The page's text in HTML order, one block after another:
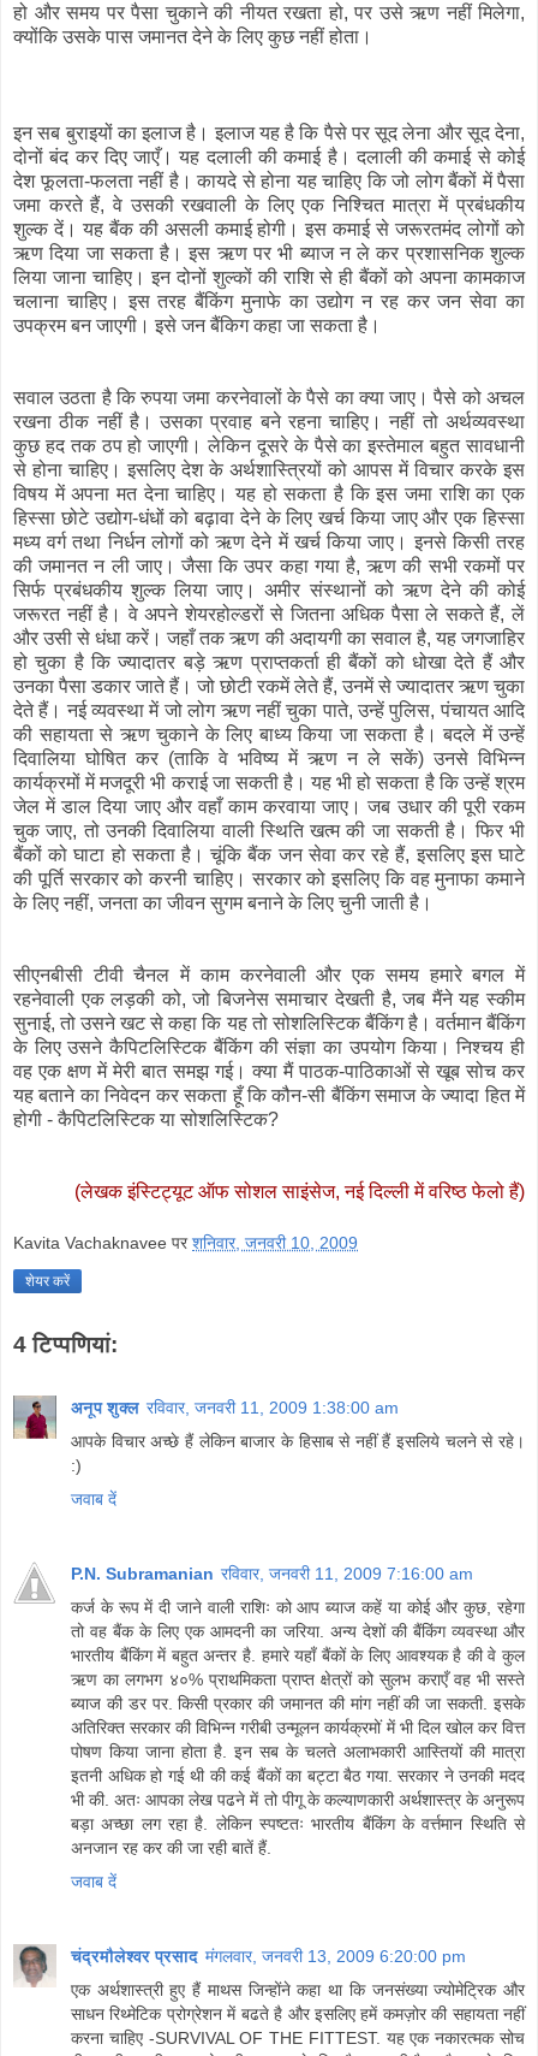
हो और समय पर पैसा चुकाने की नीयत रखता हो, पर उसे ऋण नहीं मिलेगा,
क्योंकि उसके पास जमानत देने के लिए कुछ नहीं होता।
इन सब बुराइयों का इलाज है। इलाज यह है कि पैसे पर सूद लेना और सूद देना,
दोनों बंद कर दिए जाएँ। यह दलाली की कमाई है। दलाली की कमाई से कोई
देश फूलता-फलता नहीं है। कायदे से होना यह चाहिए कि जो लोग बैंकों में पैसा
जमा करते हैं, वे उसकी रखवाली के लिए एक निश्चित मात्रा में प्रबंधकीय
शुल्क दें। यह बैंक की असली कमाई होगी। इस कमाई से जरूरतमंद लोगों को
ऋण दिया जा सकता है। इस ऋण पर भी ब्याज न ले कर प्रशासनिक शुल्क
लिया जाना चाहिए। इन दोनों शुल्कों की राशि से ही बैंकों को अपना कामकाज
चलाना चाहिए। इस तरह बैंकिंग मुनाफे का उद्योग न रह कर जन सेवा का
उपक्रम बन जाएगी। इसे जन बैंकिग कहा जा सकता है।
सवाल उठता है कि रुपया जमा करनेवालों के पैसे का क्या जाए। पैसे को अचल
रखना ठीक नहीं है। उसका प्रवाह बने रहना चाहिए। नहीं तो अर्थव्यवस्था
कुछ हद तक ठप हो जाएगी। लेकिन दूसरे के पैसे का इस्तेमाल बहुत सावधानी
से होना चाहिए। इसलिए देश के अर्थशास्त्रियों को आपस में विचार करके इस
विषय में अपना मत देना चाहिए। यह हो सकता है कि इस जमा राशि का एक
हिस्सा छोटे उद्योग-धंधों को बढ़ावा देने के लिए खर्च किया जाए और एक हिस्सा
मध्य वर्ग तथा निर्धन लोगों को ऋण देने में खर्च किया जाए। इनसे किसी तरह
की जमानत न ली जाए। जैसा कि उपर कहा गया है, ऋण की सभी रकमों पर
सिर्फ प्रबंधकीय शुल्क लिया जाए। अमीर संस्थानों को ऋण देने की कोई
जरूरत नहीं है। वे अपने शेयरहोल्डरों से जितना अधिक पैसा ले सकते हैं, लें
और उसी से धंधा करें। जहाँ तक ऋण की अदायगी का सवाल है, यह जगजाहिर
हो चुका है कि ज्यादातर बड़े ऋण प्राप्तकर्ता ही बैंकों को धोखा देते हैं और
उनका पैसा डकार जाते हैं। जो छोटी रकमें लेते हैं, उनमें से ज्यादातर ऋण चुका
देते हैं। नई व्यवस्था में जो लोग ऋण नहीं चुका पाते, उन्हें पुलिस, पंचायत आदि
की सहायता से ऋण चुकाने के लिए बाध्य किया जा सकता है। बदले में उन्हें
दिवालिया घोषित कर (ताकि वे भविष्य में ऋण न ले सकें) उनसे विभिन्न
कार्यक्रमों में मजदूरी भी कराई जा सकती है। यह भी हो सकता है कि उन्हें श्रम
जेल में डाल दिया जाए और वहाँ काम करवाया जाए। जब उधार की पूरी रकम
चुक जाए, तो उनकी दिवालिया वाली स्थिति खत्म की जा सकती है। फिर भी
बैंकों को घाटा हो सकता है। चूंकि बैंक जन सेवा कर रहे हैं, इसलिए इस घाटे
की पूर्ति सरकार को करनी चाहिए। सरकार को इसलिए कि वह मुनाफा कमाने
के लिए नहीं, जनता का जीवन सुगम बनाने के लिए चुनी जाती है।
सीएनबीसी टीवी चैनल में काम करनेवाली और एक समय हमारे बगल में
रहनेवाली एक लड़की को, जो बिजनेस समाचार देखती है, जब मैंने यह स्कीम
सुनाई, तो उसने खट से कहा कि यह तो सोशलिस्टिक बैंकिंग है। वर्तमान बैंकिंग
के लिए उसने कैपिटलिस्टिक बैंकिंग की संज्ञा का उपयोग किया। निश्चय ही
वह एक क्षण में मेरी बात समझ गई। क्या मैं पाठक-पाठिकाओं से खूब सोच कर
यह बताने का निवेदन कर सकता हूँ कि कौन-सी बैंकिंग समाज के ज्यादा हित में
होगी - कैपिटलिस्टिक या सोशलिस्टिक?
(लेखक इंस्टिट्यूट ऑफ सोशल साइंसेज, नई दिल्ली में वरिष्ठ फेलो हैं)
Kavita Vachaknavee परशनिवार, जनवरी 10, 2009
शेयर करें
4 टिप्‍पणियां:
अनूप शुक्ल रविवार, जनवरी 11, 2009 1:38:00 am
आपके विचार अच्छे हैं लेकिन बाजार के हिसाब से नहीं हैं इसलिये चलने से रहे।
:)
जवाब दें
P.N. Subramanian रविवार, जनवरी 11, 2009 7:16:00 am
कर्ज के रूप में दी जाने वाली राशिः को आप ब्याज कहें या कोई और कुछ, रहेगा
तो वह बैंक के लिए एक आमदनी का जरिया. अन्य देशों की बैंकिंग व्यवस्था और
भारतीय बैंकिंग में बहुत अन्तर है. हमारे यहाँ बैंकों के लिए आवश्यक है की वे कुल
ऋण का लगभग ४०% प्राथमिकता प्राप्त क्षेत्रों को सुलभ कराएँ वह भी सस्ते
ब्याज की डर पर. किसी प्रकार की जमानत की मांग नहीं की जा सकती. इसके
अतिरिक्त सरकार की विभिन्न गरीबी उन्मूलन कार्यक्रमों में भी दिल खोल कर वित्त
पोषण किया जाना होता है. इन सब के चलते अलाभकारी आस्तियों की मात्रा
इतनी अधिक हो गई थी की कई बैंकों का बट्टा बैठ गया. सरकार ने उनकी मदद
भी की. अतः आपका लेख पढने में तो पीगू के कल्याणकारी अर्थशास्त्र के अनुरूप
बड़ा अच्छा लग रहा है. लेकिन स्पष्टतः भारतीय बैंकिंग के वर्त्तमान स्थिति से
अनजान रह कर की जा रही बातें हैं.
जवाब दें
चंद्रमौलेश्वर प्रसाद मंगलवार, जनवरी 13, 2009 6:20:00 pm
एक अर्थशास्त्री हुए हैं माथस जिन्होंने कहा था कि जनसंख्या ज्योमेट्रिक और
साधन रिथ्मेटिक प्रोग्रेशन में बढते है और इसलिए हमें कमज़ोर की सहायता नहीं
करना चाहिए -SURVIVAL OF THE FITTEST. यह एक नकारत्मक सोच